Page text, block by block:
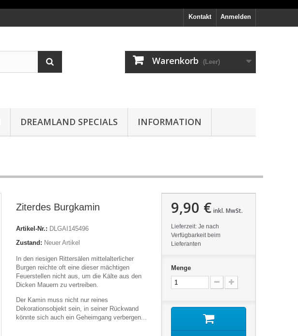
Anmelden
Kontakt
Warenkorb (Leer)
DREAMLAND SPECIALS INFORMATION
Ziterdes Burgkamin
Artikel-Nr.: DLGAI145496
Zustand: Neuer Artikel
In den riesigen Rittersälen mittelalterlicher
Burgen reichte oft eine dieser mächtigen
Feuerstellen nicht aus, um die Kälte aus den
Dicken Mauern zu vertreiben.
Der Kamin muss nicht nur reines
Dekorationsobjekt sein, in seiner Rückwand
könnte sich auch ein Geheimgang verbergen...
9,90 € inkl. MwSt.
Lieferzeit: Je nach
Verfügbarkeit beim
Lieferanten
Menge